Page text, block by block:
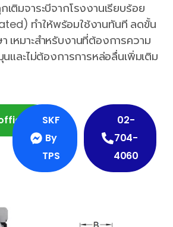
ติมจาระบีจากโรงงานเรียบร้อย
ทำให้พร้อมใช้งานทันที ลดขั้น
เหมาะสำหรับงานที่ต้องการความ
นและไม่ต้องการการหล่อลื่นเพิ่มเติม
SKF
By
TPS
02-
704-
4060